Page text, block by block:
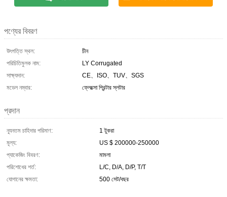
পণ্যের বিবরণ
উৎপত্তি স্থল:
চীন
পরিচিতিমুলক নাম:
LY Corrugated
সাক্ষ্যদান:
CE、ISO、TUV、SGS
মডেল নম্বার:
ফ্লেক্সো প্রিন্টার স্লটার
প্রদান
ন্যূনতম চাহিদার পরিমাণ:
1 টুকরা
মূল্য:
US $ 200000-250000
প্যাকেজিং বিবরণ:
মামলা
পরিশোধের শর্ত:
L/C, D/A, D/P, T/T
যোগানের ক্ষমতা:
500 সেট/বছর